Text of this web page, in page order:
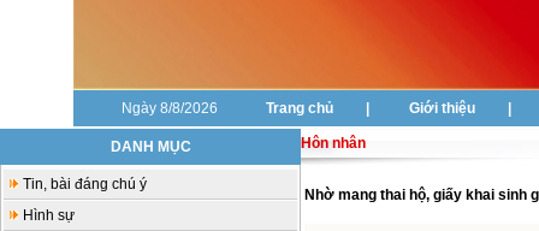
Ngày 8/8/2026 Trang chủ Giới thiệu
DANH MỤC
Tin, bài đáng chú ý
Hình sự
Hôn nhân
Nhờ mang thai hộ, giấy khai sinh